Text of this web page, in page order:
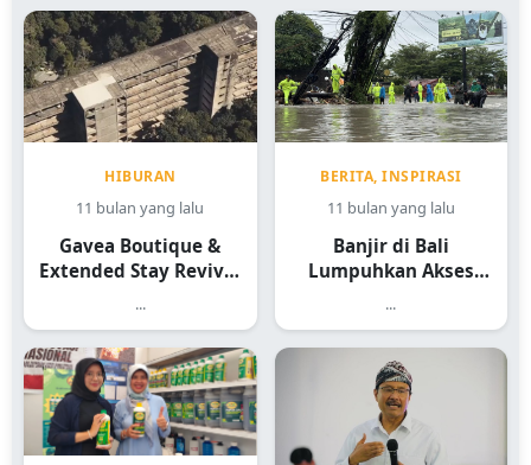
HIBURAN
11 bulan yang lalu
Gavea Boutique &
Extended Stay Revival
Mewah 2026
...
BERITA, INSPIRASI
11 bulan yang lalu
Banjir di Bali
Lumpuhkan Akses
Terbesar
...